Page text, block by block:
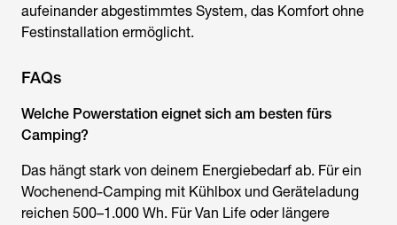
aufeinander abgestimmtes System, das Komfort ohne
Festinstallation ermöglicht.
FAQs
Welche Powerstation eignet sich am besten fürs
Camping?
Das hängt stark von deinem Energiebedarf ab. Für ein
Wochenend-Camping mit Kühlbox und Geräteladung
reichen 500–1.000 Wh. Für Van Life oder längere